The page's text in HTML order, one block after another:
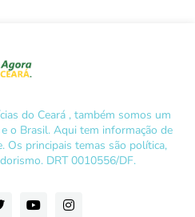
do Ceará , também somos um
o Brasil. Aqui tem informação de
Os principais temas são política,
DRT 0010556/DF.